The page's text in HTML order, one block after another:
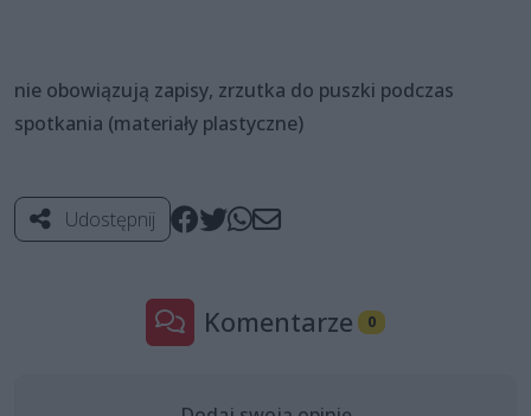
nie obowiązują zapisy, zrzutka do puszki podczas
spotkania (materiały plastyczne)
Udostępnij
Komentarze 0